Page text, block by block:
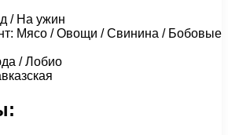
/ На ужин
Мясо / Овощи / Свинина / Бобовые
/ Лобио